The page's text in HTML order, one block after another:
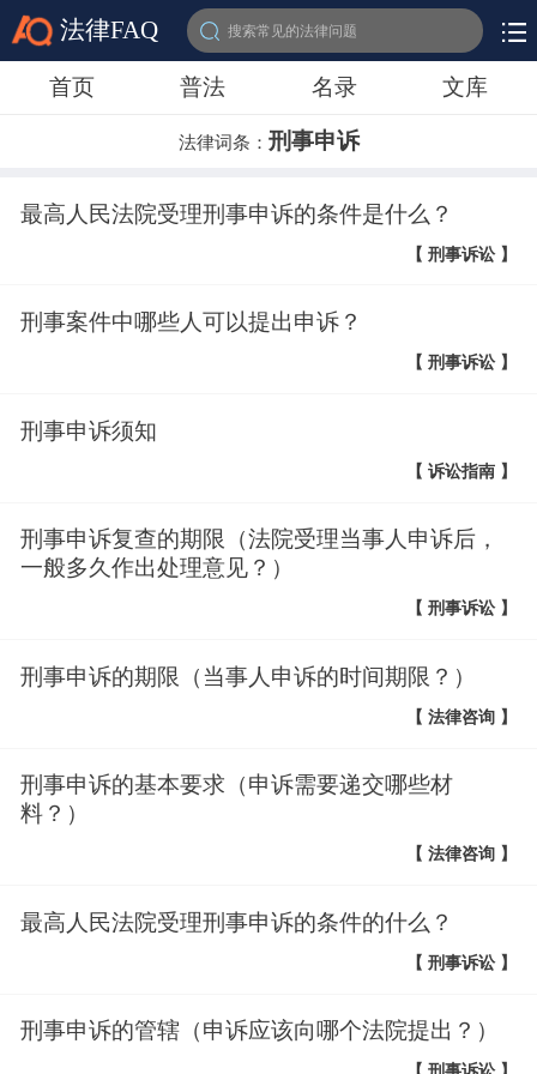
法律FAQ 搜索常见的法律问题
首页 普法 名录 文库
法律词条： 刑事申诉
最高人民法院受理刑事申诉的条件是什么？
【 刑事诉讼 】
刑事案件中哪些人可以提出申诉？
【 刑事诉讼 】
刑事申诉须知
【 诉讼指南 】
刑事申诉复查的期限（法院受理当事人申诉后，
一般多久作出处理意见？）
【 刑事诉讼 】
刑事申诉的期限（当事人申诉的时间期限？）
【 法律咨询 】
刑事申诉的基本要求（申诉需要递交哪些材
料？）
【 法律咨询 】
最高人民法院受理刑事申诉的条件的什么？
【 刑事诉讼 】
刑事申诉的管辖（申诉应该向哪个法院提出？）